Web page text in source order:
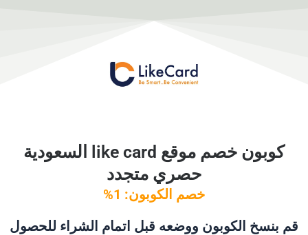
كوبون خصم موقع like card السعودية
حصري متجدد
خصم الكوبون:
قم بنسخ الكوبون ووضعه قبل اتمام الشراء للحصول